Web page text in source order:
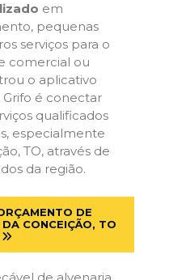
em
pequenas
serviços para o
comercial ou
o aplicativo
Grifo é conectar
qualificados
especialmente
TO, através de
da região.
DE
CONCEIÇÃO, TO
de alvenaria